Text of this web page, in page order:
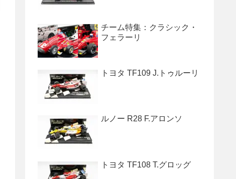
チーム特集：クラシック・
フェラーリ
トヨタ TF109 J.トゥルーリ
ルノー R28 F.アロンソ
トヨタ TF108 T.グロッグ